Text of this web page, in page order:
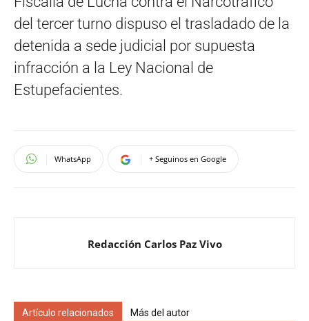
del tercer turno dispuso el trasladado de la
detenida a sede judicial por supuesta
infracción a la Ley Nacional de
Estupefacientes.
WhatsApp + Seguinos en Google
Redacción Carlos Paz Vivo
Artículo relacionados Más del autor